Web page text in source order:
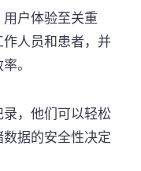
户体验至关重
人员和患者，并
。
，他们可以轻松
据的安全性决定